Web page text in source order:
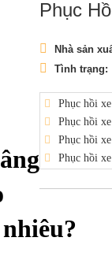
Phục
Nhà sản
Tình trạng:
Phục hồi
Phục hồi
Phục hồi
Phục hồi
nhiêu?